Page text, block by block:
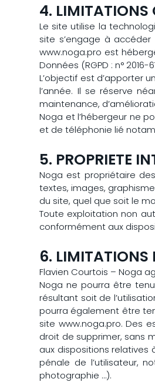
4. LIMITATIONS
Le site utilise la
site s’engage à
www.noga.pro est
Données (RGPD : n° 2016-
L’objectif est d’apporter
l’année. Il se réserve
maintenance,
Noga et l’hébergeur ne
et de téléphonie lié
5. PROPRIETE
Noga est propriétaire
textes, images,
du site, quel que soit le
Toute exploitation non
conformément aux
6. LIMITATIONS
Flavien Courtois – Noga
Noga ne pourra être
résultant soit de
pourra également être
site www.noga.pro. Des
droit de supprimer, sans
aux dispositions
pénale de l’utilisateur,
photographie …).